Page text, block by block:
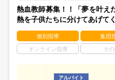
熱血教師募集！！「夢を叶え
熱を子供たちに分けてあげて
個別指導 集団
オンライン指導 そ
アルバイト